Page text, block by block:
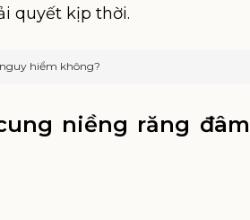
quyết kịp thời.
hiểm không?
niềng răng đâm